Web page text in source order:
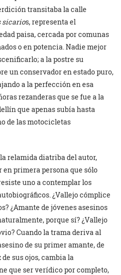
transitaba la calle
sicarios, representa el
paisa, cercada por comunas
o en potencia. Nadie mejor
a la postre su
un conservador en estado puro,
a la perfección en esa
rezanderas que se fue a la
que apenas subía hasta
de las motocicletas
relamida diatriba del autor,
primera persona que sólo
uno a contemplar los
¿Vallejo cómplice
¿Amante de jóvenes asesinos
porque sí? ¿Vallejo
Cuando la trama deriva al
de su primer amante, de
sus ojos, cambia la
que ser verídico por completo,